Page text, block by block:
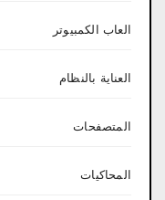
العاب الكمبيوتر
العناية بالنظام
المتصفحات
المحاكيات